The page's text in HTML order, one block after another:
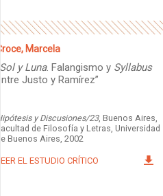
Croce, Marcela
Sol y Luna. Falangismo y Syllabus
entre Justo y Ramírez”
Hipótesis y Discusiones/23, Buenos Aires,
Facultad de Filosofía y Letras, Universidad
de Buenos Aires, 2002
LEER EL ESTUDIO CRÍTICO